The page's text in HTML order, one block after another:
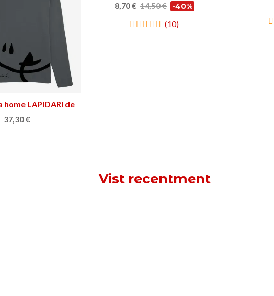
Triar opció
home LAPIDARI de
Joan Miró
37,30 €
8,70 € 14,50 € -40%
(10)
Vist recentment